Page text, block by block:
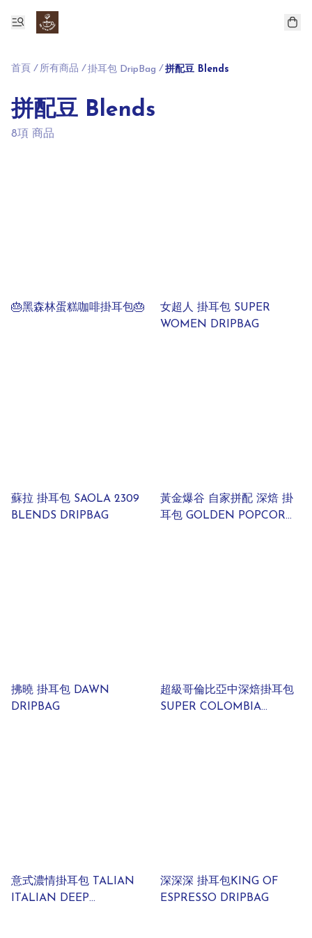
首頁 / 所有商品 / 掛耳包 DripBag / 拼配豆 Blends
拼配豆 Blends
8項 商品
🎂黑森林蛋糕咖啡掛耳包🎂
女超人 掛耳包 SUPER
WOMEN DRIPBAG
蘇拉 掛耳包 SAOLA 2309
BLENDS DRIPBAG
黃金爆谷 自家拼配 深焙 掛
耳包 GOLDEN POPCORN
拂曉 掛耳包 DAWN
DRIPBAG
超級哥倫比亞中深焙掛耳包
SUPER COLOMBIA
意式濃情掛耳包 TALIAN
ITALIAN DEEP
深深深 掛耳包KING OF
ESPRESSO DRIPBAG